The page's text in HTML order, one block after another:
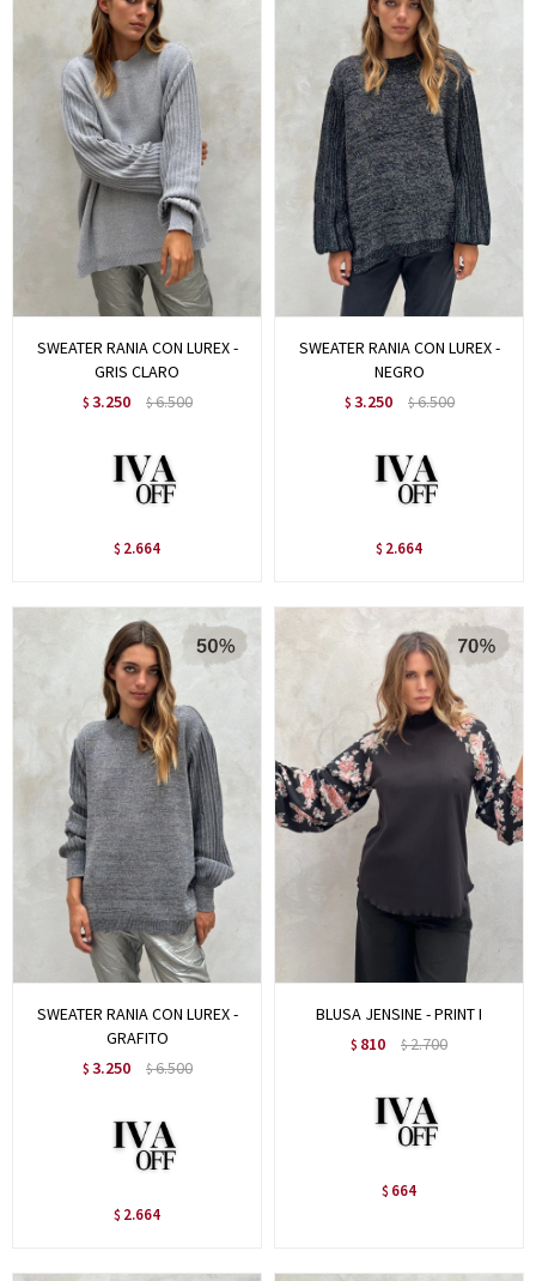
SWEATER RANIA CON LUREX -
GRIS CLARO
$ 3.250 $6.500
$ 2.664
SWEATER RANIA CON LUREX -
NEGRO
$ 3.250 $6.500
$ 2.664
SWEATER RANIA CON LUREX -
GRAFITO
$ 3.250 $6.500
$ 2.664
BLUSA JENSINE - PRINT I
$ 810 $2.700
$ 664